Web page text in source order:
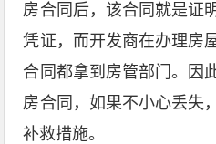
房合同后，该合同就是证
凭证，而开发商在办理房
合同都拿到房管部门。因
房合同，如果不小心丢失
补救措施。